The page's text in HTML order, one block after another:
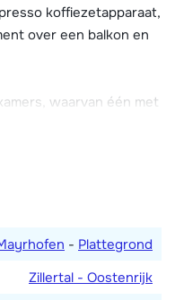
koffiezetapparaat,
over een balkon en
waarvan één met
- Plattegrond
Zillertal - Oostenrijk